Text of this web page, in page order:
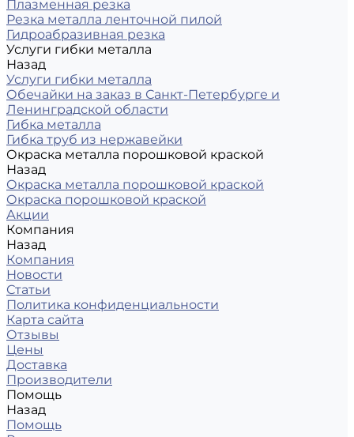
Плазменная резка
Резка металла ленточной пилой
Гидроабразивная резка
Услуги гибки металла
Назад
Услуги гибки металла
Обечайки на заказ в Санкт-Петербурге и
Ленинградской области
Гибка металла
Гибка труб из нержавейки
Окраска металла порошковой краской
Назад
Окраска металла порошковой краской
Окраска порошковой краской
Акции
Компания
Назад
Компания
Новости
Статьи
Политика конфиденциальности
Карта сайта
Отзывы
Цены
Доставка
Производители
Помощь
Назад
Помощь